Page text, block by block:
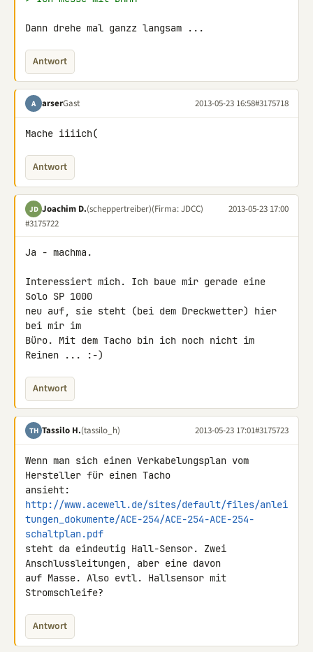
Dann drehe mal ganzz langsam ...
Antwort
A arserGast 2013-05-23 16:58#3175718
Mache iiiich(
Antwort
JD Joachim D.(scheppertreiber)(Firma: JDCC)
2013-05-23 17:00
#3175722
Ja - machma.
Interessiert mich. Ich baue mir gerade eine
Solo SP 1000
neu auf, sie steht (bei dem Dreckwetter) hier
bei mir im
Büro. Mit dem Tacho bin ich noch nicht im
Reinen ... :-)
Antwort
TH Tassilo H.(tassilo_h) 2013-05-23 17:01#3175723
Wenn man sich einen Verkabelungsplan vom
Hersteller für einen Tacho
http://www.acewell.de/sites/default/files/anlei
tungen_dokumente/ACE-254/ACE-254-ACE-254-
schaltplan.pdf
steht da eindeutig Hall-Sensor. Zwei
Anschlussleitungen, aber eine davon
auf Masse. Also evtl. Hallsensor mit
Stromschleife?
Antwort